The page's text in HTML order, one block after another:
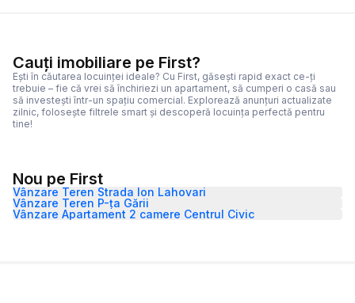
Cauți imobiliare pe First?
Ești în căutarea locuinței ideale? Cu First, găsești rapid exact ce-ți
trebuie – fie că vrei să închiriezi un apartament, să cumperi o casă sau
să investești într-un spațiu comercial. Explorează anunțuri actualizate
zilnic, folosește filtrele smart și descoperă locuința perfectă pentru
tine!
Nou pe First
Vânzare Teren Strada Ion Lahovari
Vânzare Teren P-ța Gării
Vânzare Apartament 2 camere Centrul Civic